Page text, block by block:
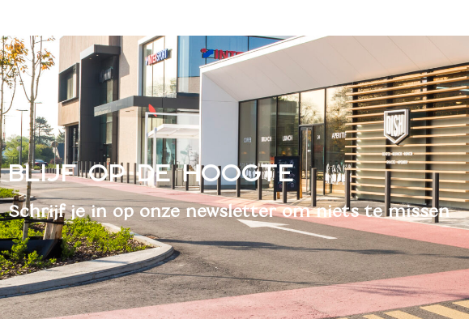
BLIJF OP DE HOOGTE
Schrijf je in op onze newsletter om niets te missen